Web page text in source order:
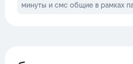
минуты и смс общие в рамках